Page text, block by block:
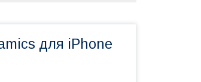
для iPhone